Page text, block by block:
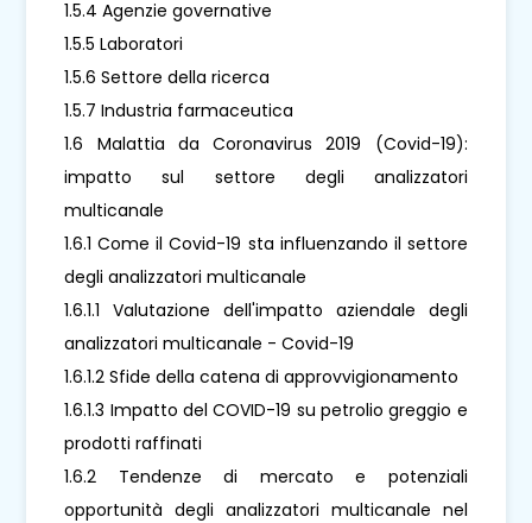
1.5.4 Agenzie governative
1.5.5 Laboratori
1.5.6 Settore della ricerca
1.5.7 Industria farmaceutica
1.6 Malattia da Coronavirus 2019 (Covid-19):
impatto sul settore degli analizzatori
multicanale
1.6.1 Come il Covid-19 sta influenzando il settore
degli analizzatori multicanale
1.6.1.1 Valutazione dell'impatto aziendale degli
analizzatori multicanale - Covid-19
1.6.1.2 Sfide della catena di approvvigionamento
1.6.1.3 Impatto del COVID-19 su petrolio greggio e
prodotti raffinati
1.6.2 Tendenze di mercato e potenziali
opportunità degli analizzatori multicanale nel